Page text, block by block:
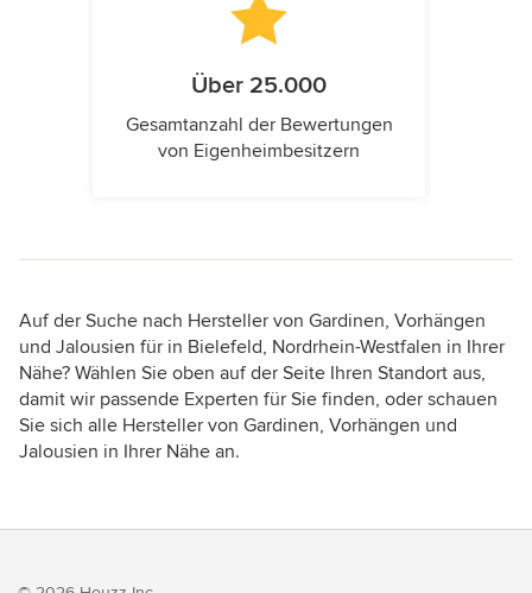
Über 25.000
Gesamtanzahl der Bewertungen
von Eigenheimbesitzern
Auf der Suche nach Hersteller von Gardinen, Vorhängen
und Jalousien für in Bielefeld, Nordrhein-Westfalen in Ihrer
Nähe? Wählen Sie oben auf der Seite Ihren Standort aus,
damit wir passende Experten für Sie finden, oder schauen
Sie sich alle Hersteller von Gardinen, Vorhängen und
Jalousien in Ihrer Nähe an.